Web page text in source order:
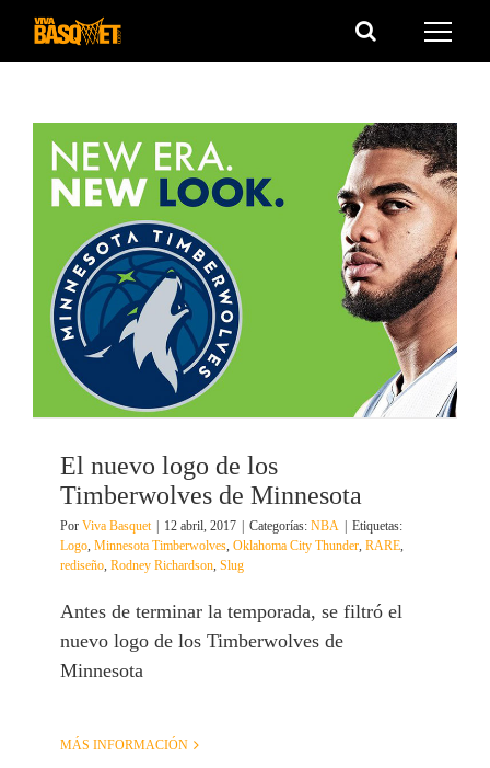
Saltar
El nuevo logo de los
Timberwolves de Minnesota
Por Viva Basquet 12 abril, 2017 Categorías: NBA
Etiquetas:
Logo, Minnesota Timberwolves, Oklahoma City Thunder, RARE,
rediseño, Rodney Richardson, Slug
Antes de terminar la temporada, se filtró el
nuevo logo de los Timberwolves de
Minnesota
MÁS INFORMACIÓN